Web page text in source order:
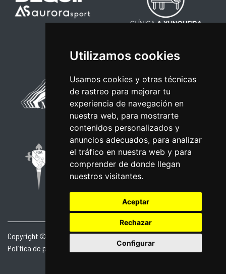
Utilizamos cookies
Usamos cookies y otras técnicas
de rastreo para mejorar tu
experiencia de navegación en
nuestra web, para mostrarte
contenidos personalizados y
anuncios adecuados, para analizar
el tráfico en nuestra web y para
comprender de donde llegan
nuestros visitantes.
Aceptar
Rechazar
Configurar
Copyright © 2026 | Powered byCCNorte Desarrollo|Nota legal
Politica de privacidade